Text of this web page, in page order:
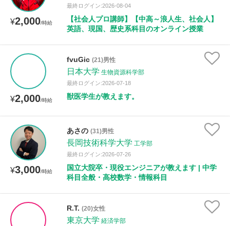
¥2,000/時給
最終ログイン:2026-08-04
【社会人プロ講師】【中高～浪人生、社会人】
英語、現国、歴史系科目のオンライン授業
¥2,000/時給
fvuGic (21)男性
日本大学 生物資源科学部
最終ログイン:2026-07-18
獣医学生が教えます。
¥3,000/時給
あさの (31)男性
長岡技術科学大学 工学部
最終ログイン:2026-07-26
国立大院卒・現役エンジニアが教えます | 中学
科目全般・高校数学・情報科目
R.T. (20)女性
東京大学 経済学部